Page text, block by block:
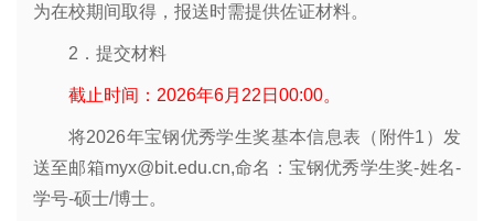
为在校期间取得，报送时需提供佐证材料。
2．提交材料
截止时间：2026年6月22日00:00。
将2026年宝钢优秀学生奖基本信息表（附件1）发
送至邮箱myx@bit.edu.cn,命名：宝钢优秀学生奖-姓名-
学号-硕士/博士。